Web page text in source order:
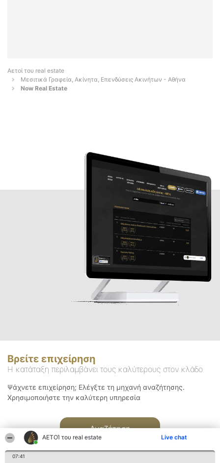
ΑΕΤΟΊ του real estate Live chat
07:41
Αετοί του real estate
Μεσιτικά Γραφεία, Ακίνητα, Επενδύσεις Ακινήτων - Αθήνα
Now Real Estate
Βρείτε επιχείρηση
Η κατάταξη περιλαμβάνει τους καλύτερους στον κλάδο
Ψάχνετε επιχείρηση; Ελέγξτε τη μηχανή αναζήτησης.
Χρησιμοποιήστε την καλύτερη υπηρεσία
Αναζήτηση